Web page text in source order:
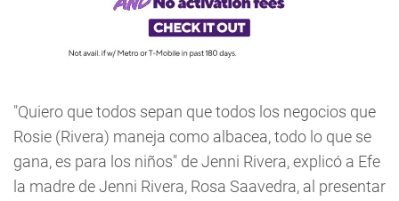
"Quiero que todos sepan que todos los negocios que
Rosie (Rivera) maneja como albacea, todo lo que se
gana, es para los niños" de Jenni Rivera, explicó a Efe
la madre de Jenni Rivera, Rosa Saavedra, al presentar